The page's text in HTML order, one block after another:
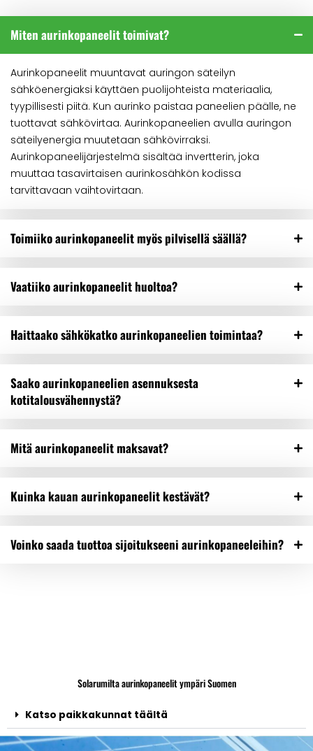
Miten aurinkopaneelit toimivat?
Aurinkopaneelit muuntavat auringon säteilyn
sähköenergiaksi käyttäen puolijohteista materiaalia,
tyypillisesti piitä. Kun aurinko paistaa paneelien päälle, ne
tuottavat sähkövirtaa. Aurinkopaneelien avulla auringon
säteilyenergia muutetaan sähkövirraksi.
Aurinkopaneelijärjestelmä sisältää invertterin, joka
muuttaa tasavirtaisen aurinkosähkön kodissa
tarvittavaan vaihtovirtaan.
Toimiiko aurinkopaneelit myös pilvisellä säällä?
Vaatiiko aurinkopaneelit huoltoa?
Haittaako sähkökatko aurinkopaneelien toimintaa?
Saako aurinkopaneelien asennuksesta
kotitalousvähennystä?
Mitä aurinkopaneelit maksavat?
Kuinka kauan aurinkopaneelit kestävät?
Voinko saada tuottoa sijoitukseeni aurinkopaneeleihin?
Solarumilta aurinkopaneelit ympäri Suomen
Katso paikkakunnat täältä